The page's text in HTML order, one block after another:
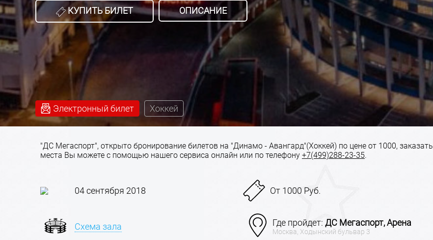
КУПИТЬ БИЛЕТ ОПИСАНИЕ
Электронный билет Хоккей
"ДС Мегаспорт", открыто бронирование билетов на "Динамо - Авангард"(Хоккей) по цене от 1000, заказать
места Вы можете с помощью нашего сервиса онлайн или по телефону +7(499)288-23-35.
04 сентября 2018 От 1000 Руб.
Схема зала Где пройдет: ДС Мегаспорт, Арена
Москва, Ходынский бульвар 3